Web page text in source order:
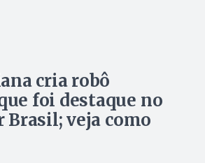
cria robô
foi destaque no
Brasil; veja como